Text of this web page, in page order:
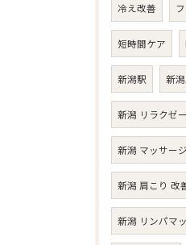
冷え改善
短時間ケア
新潟駅 新
新潟 リラクゼ
新潟 マッサー
新潟 肩こり 改
新潟 リンパマ